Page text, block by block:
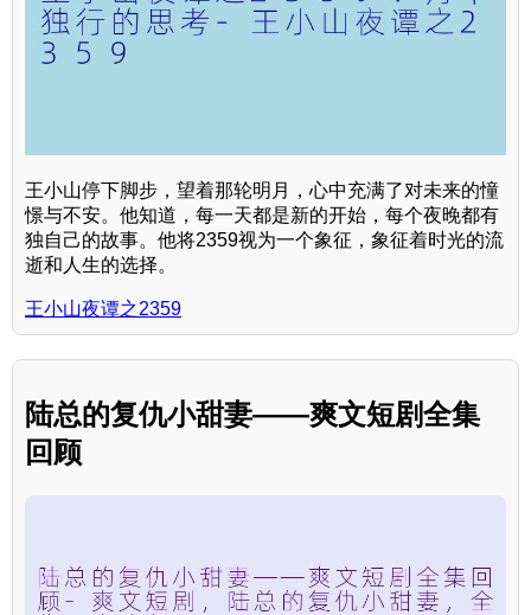
王小山停下脚步，望着那轮明月，心中充满了对未来的憧
憬与不安。他知道，每一天都是新的开始，每个夜晚都有
独自己的故事。他将2359视为一个象征，象征着时光的流
逝和人生的选择。
王小山夜谭之2359
陆总的复仇小甜妻——爽文短剧全集
回顾